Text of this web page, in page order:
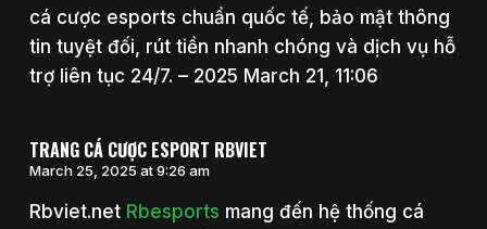
cá cược esports chuẩn quốc tế, bảo mật thông
tin tuyệt đối, rút tiền nhanh chóng và dịch vụ hỗ
trợ liên tục 24/7. – 2025 March 21, 11:06
TRANG CÁ CƯỢC ESPORT RBVIET
March 25, 2025 at 9:26 am
Rbviet.net Rbesports mang đến hệ thống cá